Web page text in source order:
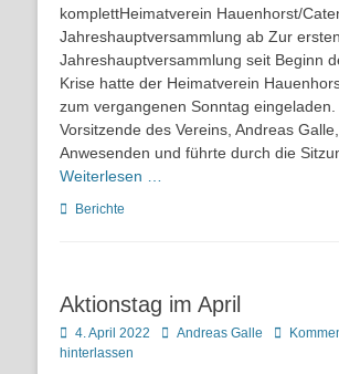
komplettHeimatverein Hauenhorst/
Jahreshauptversammlung ab Zur ersten
Jahreshauptversammlung seit Beginn
Krise hatte der Heimatverein
zum vergangenen Sonntag eingeladen.
Vorsitzende des Vereins, Andreas
Anwesenden und führte durch die
Weiterlesen …
Kategorien
Berichte
Aktionstag im April
Posted
on
4. April 2022 AutorAndreas Galle
hinterlassen